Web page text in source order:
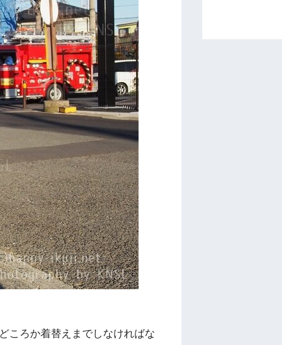
ころか着替えまでしなければな